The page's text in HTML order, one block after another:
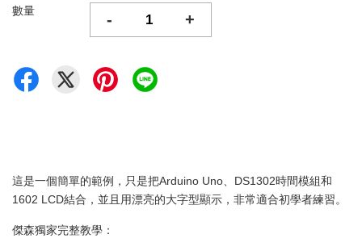
數量 - +
這是一個簡單的範例，只是把Arduino Uno、DS1302時間模組和
1602 LCD結合，並且用漂亮的大字型顯示，非常適合初學者練習。
傑森獨家完整教學：